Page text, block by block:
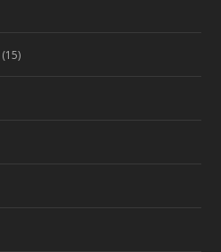
(15)